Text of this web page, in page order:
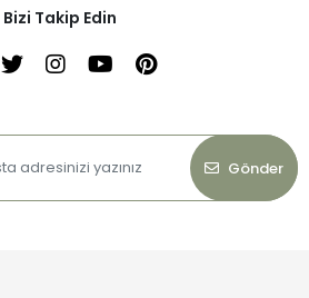
Bizi Takip Edin
Gönder